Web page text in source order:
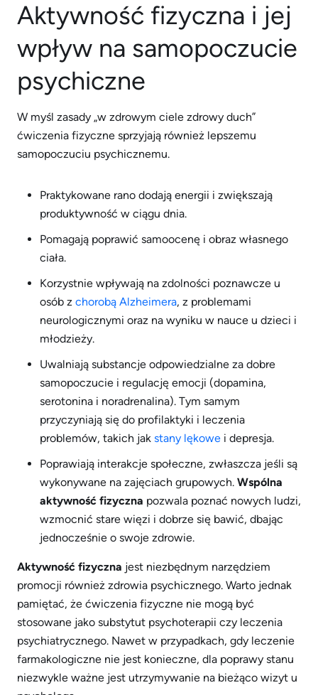
Aktywność fizyczna i jej
wpływ na samopoczucie
psychiczne
W myśl zasady „w zdrowym ciele zdrowy duch”
ćwiczenia fizyczne sprzyjają również lepszemu
samopoczuciu psychicznemu.
Praktykowane rano dodają energii i zwiększają
produktywność w ciągu dnia.
Pomagają poprawić samoocenę i obraz własnego
ciała.
Korzystnie wpływają na zdolności poznawcze u
osób z chorobą Alzheimera, z problemami
neurologicznymi oraz na wyniku w nauce u dzieci i
młodzieży.
Uwalniają substancje odpowiedzialne za dobre
samopoczucie i regulację emocji (dopamina,
serotonina i noradrenalina). Tym samym
przyczyniają się do profilaktyki i leczenia
problemów, takich jak stany lękowe i depresja.
Poprawiają interakcje społeczne, zwłaszcza jeśli są
wykonywane na zajęciach grupowych. Wspólna
aktywność fizyczna pozwala poznać nowych ludzi,
wzmocnić stare więzi i dobrze się bawić, dbając
jednocześnie o swoje zdrowie.
Aktywność fizyczna jest niezbędnym narzędziem
promocji również zdrowia psychicznego. Warto jednak
pamiętać, że ćwiczenia fizyczne nie mogą być
stosowane jako substytut psychoterapii czy leczenia
psychiatrycznego. Nawet w przypadkach, gdy leczenie
farmakologiczne nie jest konieczne, dla poprawy stanu
niezwykle ważne jest utrzymywanie na bieżąco wizyt u